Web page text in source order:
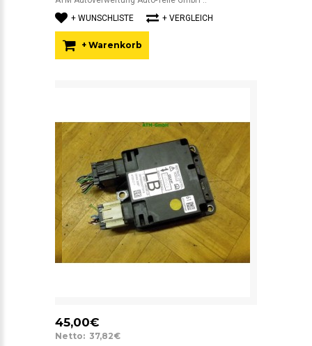
+ WUNSCHLISTE
+ VERGLEICH
+ Warenkorb
45,00€
Netto: 37,82€